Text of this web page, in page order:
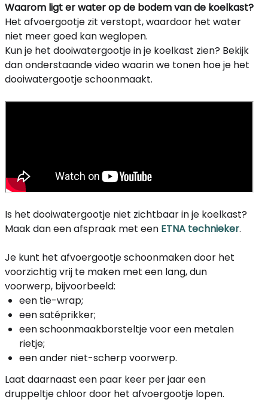
Waarom ligt er water op de bodem van de koelkast?
Het afvoergootje zit verstopt, waardoor het water
niet meer goed kan weglopen.
Kun je het dooiwatergootje in je koelkast zien? Bekijk
dan onderstaande video waarin we tonen hoe je het
dooiwatergootje schoonmaakt.
Is het dooiwatergootje niet zichtbaar in je koelkast?
Maak dan een afspraak met een ETNA technieker.
Je kunt het afvoergootje schoonmaken door het
voorzichtig vrij te maken met een lang, dun
voorwerp, bijvoorbeeld:
een tie-wrap;
een satéprikker;
een schoonmaakborsteltje voor een metalen
rietje;
een ander niet-scherp voorwerp.
Laat daarnaast een paar keer per jaar een
druppeltje chloor door het afvoergootje lopen.